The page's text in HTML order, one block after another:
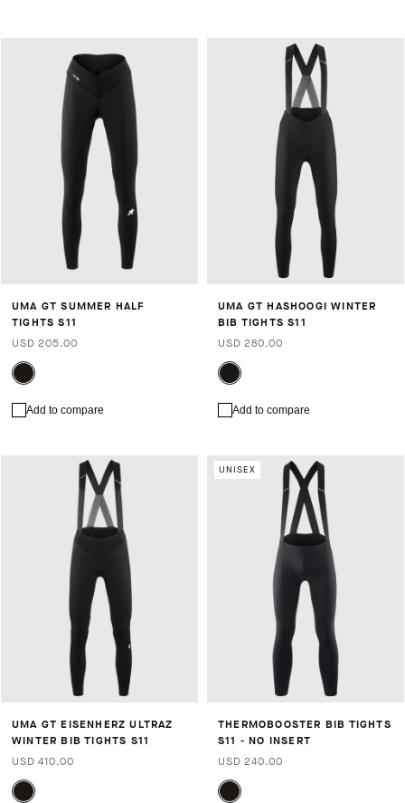
UMA GT SUMMER HALF
TIGHTS S11
USD 205.00
Add to compare
UMA GT HASHOOGI WINTER
BIB TIGHTS S11
USD 280.00
Add to compare
UMA GT EISENHERZ ULTRAZ
WINTER BIB TIGHTS S11
USD 410.00
UNISEX
THERMOBOOSTER BIB TIGHTS
S11 - NO INSERT
USD 240.00